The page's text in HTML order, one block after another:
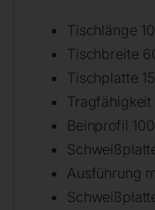
Tischlänge
Tischbreite
Tischplatte
Beinprofil
Ausführung